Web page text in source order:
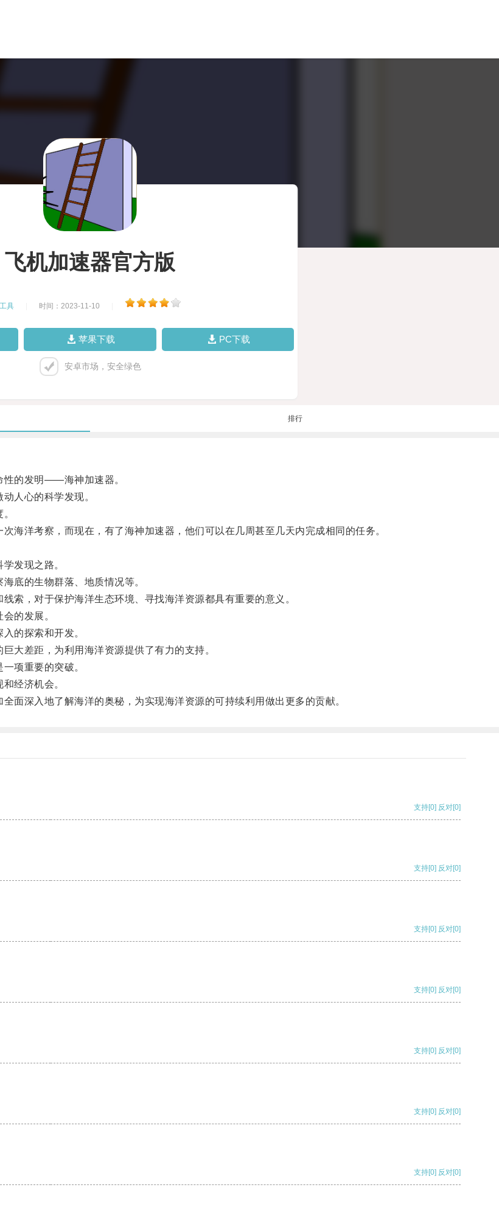
飞机加速器官方版
工具 时间：2023-11-10
苹果下载 PC下载
安卓市场，安全绿色
排行
的发明——海神加速器。
人心的科学发现。
洋考察，而现在，有了海神加速器，他们可以在几周甚至几天内完成相同的任务。
发现之路。
底的生物群落、地质情况等。
，对于保护海洋生态环境、寻找海洋资源都具有重要的意义。
的发展。
的探索和开发。
差距，为利用海洋资源提供了有力的支持。
项重要的突破。
经济机会。
深入地了解海洋的奥秘，为实现海洋资源的可持续利用做出更多的贡献。
支持[0] 反对[0]
支持[0] 反对[0]
支持[0] 反对[0]
支持[0] 反对[0]
支持[0] 反对[0]
支持[0] 反对[0]
支持[0] 反对[0]